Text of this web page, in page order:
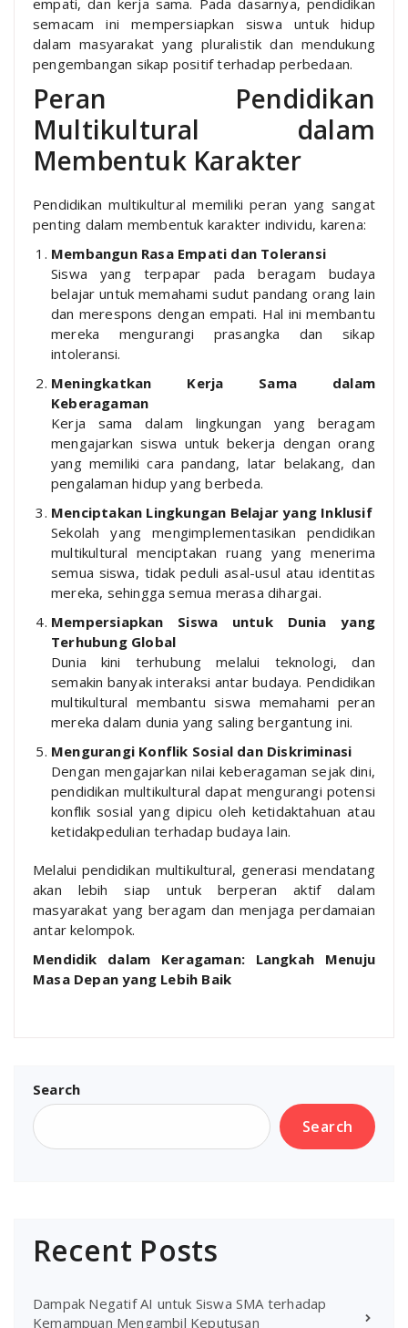
semacam ini mempersiapkan siswa untuk hidup
dalam masyarakat yang pluralistik dan mendukung
pengembangan sikap positif terhadap perbedaan.
Peran Pendidikan
Multikultural dalam
Membentuk Karakter
Pendidikan multikultural memiliki peran yang sangat
penting dalam membentuk karakter individu, karena:
Membangun Rasa Empati dan Toleransi
Siswa yang terpapar pada beragam budaya
belajar untuk memahami sudut pandang orang lain
dan merespons dengan empati. Hal ini membantu
mereka mengurangi prasangka dan sikap
intoleransi.
Meningkatkan Kerja Sama dalam
Keberagaman
Kerja sama dalam lingkungan yang beragam
mengajarkan siswa untuk bekerja dengan orang
yang memiliki cara pandang, latar belakang, dan
pengalaman hidup yang berbeda.
Menciptakan Lingkungan Belajar yang Inklusif
Sekolah yang mengimplementasikan pendidikan
multikultural menciptakan ruang yang menerima
semua siswa, tidak peduli asal-usul atau identitas
mereka, sehingga semua merasa dihargai.
Mempersiapkan Siswa untuk Dunia yang
Terhubung Global
Dunia kini terhubung melalui teknologi, dan
semakin banyak interaksi antar budaya. Pendidikan
multikultural membantu siswa memahami peran
mereka dalam dunia yang saling bergantung ini.
Mengurangi Konflik Sosial dan Diskriminasi
Dengan mengajarkan nilai keberagaman sejak dini,
pendidikan multikultural dapat mengurangi potensi
konflik sosial yang dipicu oleh ketidaktahuan atau
ketidakpedulian terhadap budaya lain.
Melalui pendidikan multikultural, generasi mendatang
akan lebih siap untuk berperan aktif dalam
masyarakat yang beragam dan menjaga perdamaian
antar kelompok.
Mendidik dalam Keragaman: Langkah Menuju
Masa Depan yang Lebih Baik
Search
Search
Recent Posts
Dampak Negatif AI untuk Siswa SMA terhadap
Kemampuan Mengambil Keputusan